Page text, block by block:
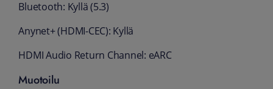
Bluetooth: Kyllä (5.3)
Anynet+ (HDMI-CEC): Kyllä
HDMI Audio Return Channel: eARC
Muotoilu